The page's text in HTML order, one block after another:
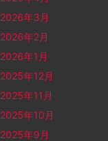
2026年3月
2026年2月
2026年1月
2025年12月
2025年11月
2025年10月
2025年9月